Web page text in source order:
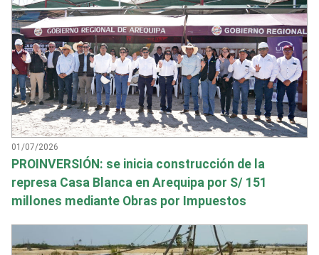
01/07/2026
PROINVERSIÓN: se inicia construcción de la
represa Casa Blanca en Arequipa por S/ 151
millones mediante Obras por Impuestos